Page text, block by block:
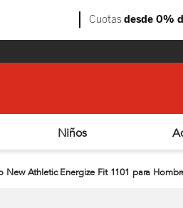
Niños
New Athletic Energize Fit 1101 para